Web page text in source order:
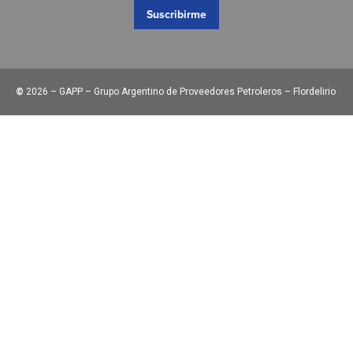
Suscribirme
© 2026 – GAPP – Grupo Argentino de Proveedores Petroleros – Flordelirio